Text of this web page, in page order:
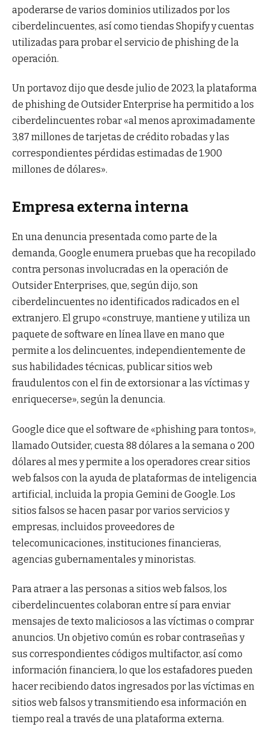
apoderarse de varios dominios utilizados por los
ciberdelincuentes, así como tiendas Shopify y cuentas
utilizadas para probar el servicio de phishing de la
operación.
Un portavoz dijo que desde julio de 2023, la plataforma
de phishing de Outsider Enterprise ha permitido a los
ciberdelincuentes robar «al menos aproximadamente
3,87 millones de tarjetas de crédito robadas y las
correspondientes pérdidas estimadas de 1.900
millones de dólares».
Empresa externa interna
En una denuncia presentada como parte de la
demanda, Google enumera pruebas que ha recopilado
contra personas involucradas en la operación de
Outsider Enterprises, que, según dijo, son
ciberdelincuentes no identificados radicados en el
extranjero. El grupo «construye, mantiene y utiliza un
paquete de software en línea llave en mano que
permite a los delincuentes, independientemente de
sus habilidades técnicas, publicar sitios web
fraudulentos con el fin de extorsionar a las víctimas y
enriquecerse», según la denuncia.
Google dice que el software de «phishing para tontos»,
llamado Outsider, cuesta 88 dólares a la semana o 200
dólares al mes y permite a los operadores crear sitios
web falsos con la ayuda de plataformas de inteligencia
artificial, incluida la propia Gemini de Google. Los
sitios falsos se hacen pasar por varios servicios y
empresas, incluidos proveedores de
telecomunicaciones, instituciones financieras,
agencias gubernamentales y minoristas.
Para atraer a las personas a sitios web falsos, los
ciberdelincuentes colaboran entre sí para enviar
mensajes de texto maliciosos a las víctimas o comprar
anuncios. Un objetivo común es robar contraseñas y
sus correspondientes códigos multifactor, así como
información financiera, lo que los estafadores pueden
hacer recibiendo datos ingresados ​​por las víctimas en
sitios web falsos y transmitiendo esa información en
tiempo real a través de una plataforma externa.